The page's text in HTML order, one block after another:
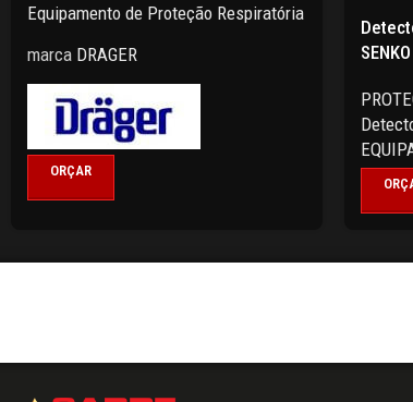
Equipamento de Proteção Respiratória
marca DRAGER
ORÇAR
SENKO